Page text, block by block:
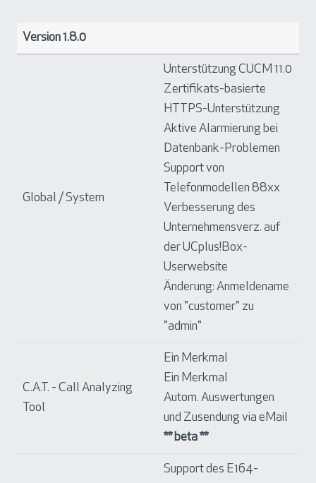
Version 1.8.0
Global / System
Unterstützung CUCM 11.0
Zertifikats-basierte
HTTPS-Unterstützung
Aktive Alarmierung bei
Datenbank-Problemen
Support von
Telefonmodellen 88xx
Verbesserung des
Unternehmensverz. auf
der UCplus!Box-
Userwebsite
Änderung: Anmeldename
von "customer" zu
"admin"
C.A.T. - Call Analyzing
Tool
Ein Merkmal
Ein Merkmal
Autom. Auswertungen
und Zusendung via eMail
** beta **
Support des E164-